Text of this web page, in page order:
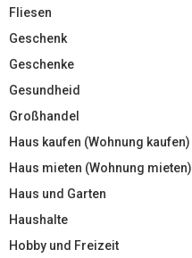
Fliesen
Geschenk
Geschenke
Gesundheid
Großhandel
Haus kaufen (Wohnung kaufen)
Haus mieten (Wohnung mieten)
Haus und Garten
Haushalte
Hobby und Freizeit